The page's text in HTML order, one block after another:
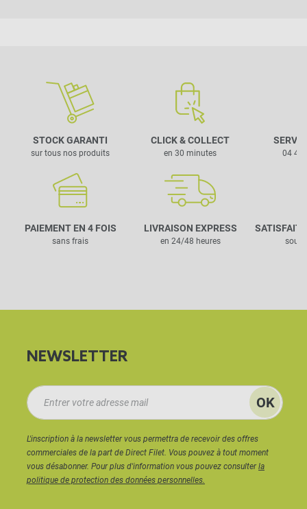
STOCK GARANTI
sur tous nos produits
CLICK & COLLECT
en 30 minutes
PAIEMENT EN 4 FOIS
sans frais
LIVRAISON EXPRESS
en 24/48 heures
04 42
SATISFAIT
sous
NEWSLETTER
L'inscription à la newsletter vous permettra de recevoir des offres
commerciales de la part de Direct Filet. Vous pouvez à tout moment
vous désabonner. Pour plus d'information vous pouvez consulterla
politique de protection des données personnelles.